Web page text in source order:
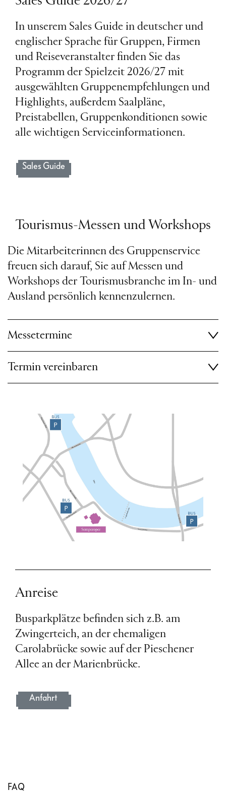
In unserem Sales Guide in deutscher und
englischer Sprache für Gruppen, Firmen
und Reiseveranstalter finden Sie das
Programm der Spielzeit 2026/27 mit
ausgewählten Gruppenempfehlungen und
Highlights, außerdem Saalpläne,
Preistabellen, Gruppenkonditionen sowie
alle wichtigen Serviceinformationen.
Sales Guide
Tourismus-Messen und Workshops
Die Mitarbeiterinnen des Gruppenservice
freuen sich darauf, Sie auf Messen und
Workshops der Tourismusbranche im In- und
Ausland persönlich kennenzulernen.
Messetermine
Termin vereinbaren
Anreise
Busparkplätze befinden sich z.B. am
Zwingerteich, an der ehemaligen
Carolabrücke sowie auf der Pieschener
Allee an der Marienbrücke.
Anfahrt
FAQ